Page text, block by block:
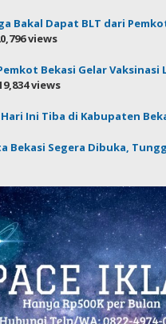
Bakal Dapat BLT dari
views
Bekasi Gelar Vaksinasi
views
Hari Ini Tiba di Kabupaten
Bekasi Segera Dibuka,